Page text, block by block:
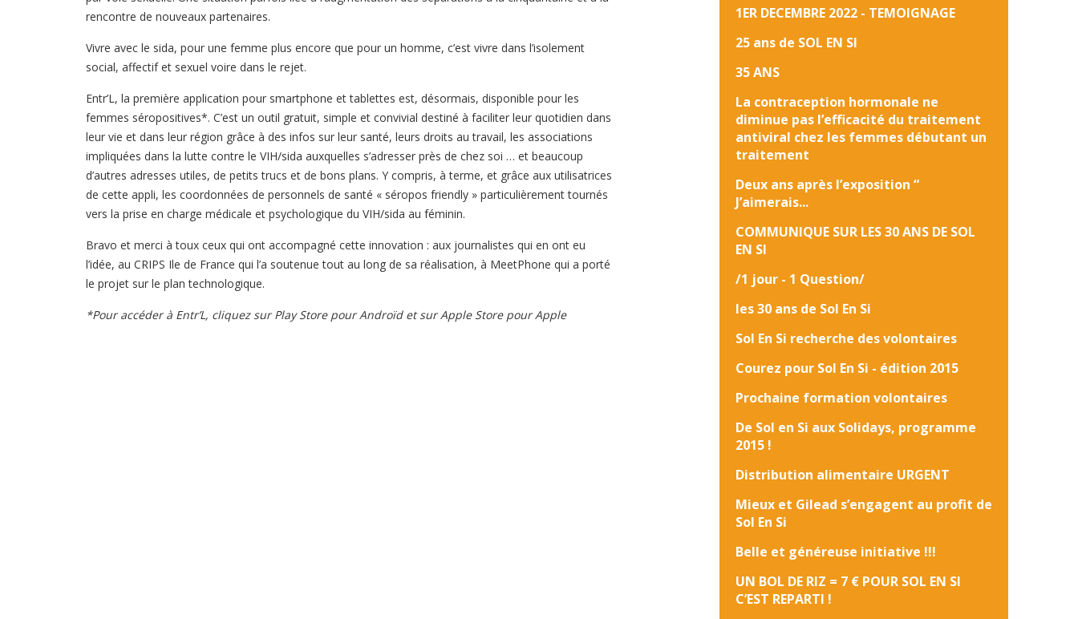
rencontre de nouveaux partenaires.
Vivre avec le sida, pour une femme plus encore que pour un homme, c’est vivre dans l’isolement
social, affectif et sexuel voire dans le rejet.
Entr’L, la première application pour smartphone et tablettes est, désormais, disponible pour les
femmes séropositives*. C’est un outil gratuit, simple et convivial destiné à faciliter leur quotidien dans
leur vie et dans leur région grâce à des infos sur leur santé, leurs droits au travail, les associations
impliquées dans la lutte contre le VIH/sida auxquelles s’adresser près de chez soi … et beaucoup
d’autres adresses utiles, de petits trucs et de bons plans. Y compris, à terme, et grâce aux utilisatrices
de cette appli, les coordonnées de personnels de santé « séropos friendly » particulièrement tournés
vers la prise en charge médicale et psychologique du VIH/sida au féminin.
Bravo et merci à toux ceux qui ont accompagné cette innovation : aux journalistes qui en ont eu
l’idée, au CRIPS Ile de France qui l’a soutenue tout au long de sa réalisation, à MeetPhone qui a porté
le projet sur le plan technologique.
*Pour accéder à Entr’L, cliquez sur Play Store pour Androïd et sur Apple Store pour Apple
1ER DECEMBRE 2022 - TEMOIGNAGE
25 ans de SOL EN SI
35 ANS
La contraception hormonale ne
diminue pas l’efficacité du traitement
antiviral chez les femmes débutant un
traitement
Deux ans après l’exposition “
J’aimerais...
COMMUNIQUE SUR LES 30 ANS DE SOL
EN SI
/1 jour - 1 Question/
les 30 ans de Sol En Si
Sol En Si recherche des volontaires
Courez pour Sol En Si - édition 2015
Prochaine formation volontaires
De Sol en Si aux Solidays, programme
2015 !
Distribution alimentaire URGENT
Mieux et Gilead s’engagent au profit de
Sol En Si
Belle et généreuse initiative !!!
UN BOL DE RIZ = 7 € POUR SOL EN SI
C’EST REPARTI !